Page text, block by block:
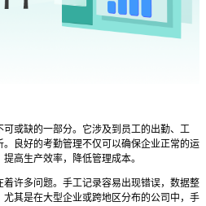
或缺的一部分。它涉及到员工的出勤、工
良好的考勤管理不仅可以确保企业正常的运
高生产效率，降低管理成本。
许多问题。手工记录容易出现错误，数据整
其是在大型企业或跨地区分布的公司中，手